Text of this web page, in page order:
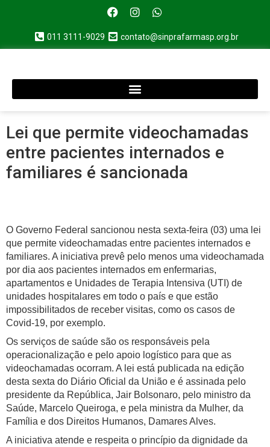
011 3111-9029 contato@sinprafarmasp.org.br
Lei que permite videochamadas
entre pacientes internados e
familiares é sancionada
O Governo Federal sancionou nesta sexta-feira (03) uma lei
que permite videochamadas entre pacientes internados e
familiares. A iniciativa prevê pelo menos uma videochamada
por dia aos pacientes internados em enfermarias,
apartamentos e Unidades de Terapia Intensiva (UTI) de
unidades hospitalares em todo o país e que estão
impossibilitados de receber visitas, como os casos de
Covid-19, por exemplo.
Os serviços de saúde são os responsáveis pela
operacionalização e pelo apoio logístico para que as
videochamadas ocorram. A lei está publicada na edição
desta sexta do Diário Oficial da União e é assinada pelo
presidente da República, Jair Bolsonaro, pelo ministro da
Saúde, Marcelo Queiroga, e pela ministra da Mulher, da
Família e dos Direitos Humanos, Damares Alves.
A iniciativa atende e respeita o princípio da dignidade da